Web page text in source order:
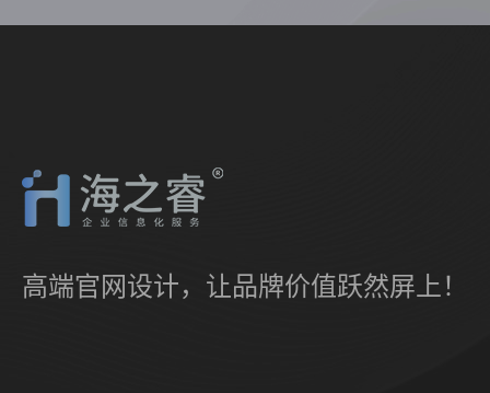
高端官网设计，让品牌价值跃然屏上！